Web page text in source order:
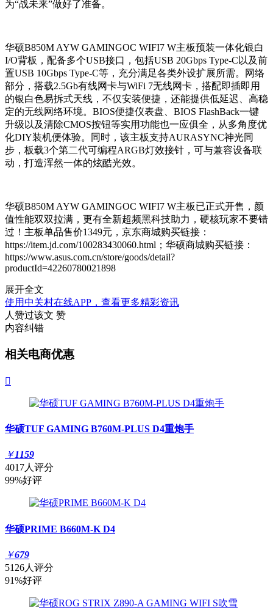
为“战未来”做好了准备。
华硕B850M AYW GAMINGOC WIFI7 W主板预装一体化银白
I/O背板，配备多个USB接口，包括USB 20Gbps Type-C 以及前
置USB 10Gbps Type-C等，充分满足各类外设扩展所需。网络
部分，搭载2.5Gb有线网卡与WiFi 7无线网卡，搭配即插即用
的银白色易拆式天线，不仅安装便捷，还能提供低延迟、高稳
定的无线网络环境。BIOS便捷仪表盘、BIOS FlashBack一键
升级以及清除CMOS按钮等实用功能也一应俱全，从多角度优
化DIY装机便体验。同时，该主板支持AURASYNC神光同
步，板载3个第二代可编程ARGB灯效接针，可与兼容设备联
动，打造浑然一体的炫酷光效。
华硕B850M AYW GAMINGOC WIFI7 W主板已正式开售，颜
值性能双双拉满，更有全新超频黑科技助力，硬核玩家不要错
过！主板单品售价1349元，京东商城购买链接：
https://item.jd.com/100283430060.html ；华硕商城购买链接：
https://www.asus.com.cn/store/goods/detail?
productId=42260780021898
展开全文
使用中关村在线APP，查看更多精彩资讯
人赞过该文 赞
内容纠错
相关电商优惠

华硕TUF GAMING B760M-PLUS D4重炮手
￥1159
4017人评分
99%好评
华硕PRIME B660M-K D4
￥679
5126人评分
91%好评